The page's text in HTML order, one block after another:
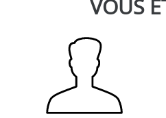
VOUS